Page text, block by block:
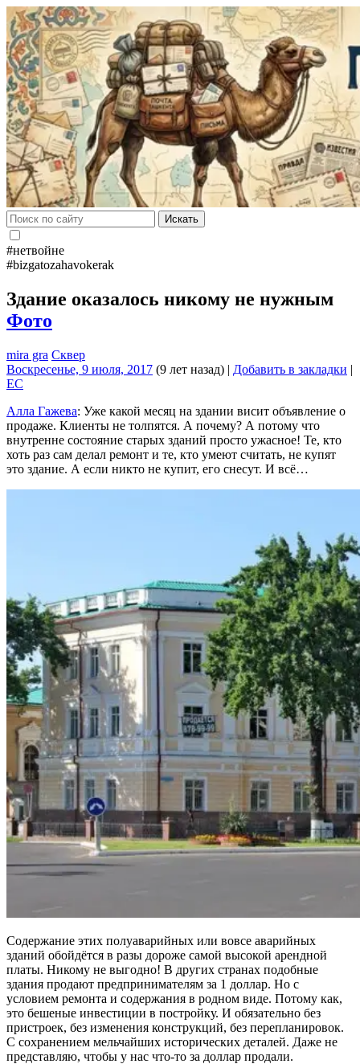
Искать
#нетвойне
#bizgatozahavokerak
Здание оказалось никому не нужным
Фото
mira gra Сквер
Воскресенье, 9 июля, 2017 (9 лет назад) | Добавить в закладки |
EC
Алла Гажева: Уже какой месяц на здании висит объявление о
продаже. Клиенты не толпятся. А почему? А потому что
внутренне состояние старых зданий просто ужасное! Те, кто
хоть раз сам делал ремонт и те, кто умеют считать, не купят
это здание. А если никто не купит, его снесут. И всё…
Содержание этих полуаварийных или вовсе аварийных
зданий обойдётся в разы дороже самой высокой арендной
платы. Никому не выгодно! В других странах подобные
здания продают предпринимателям за 1 доллар. Но с
условием ремонта и содержания в родном виде. Потому как,
это бешеные инвестиции в постройку. И обязательно без
пристроек, без изменения конструкций, без перепланировок.
С сохранением мельчайших исторических деталей. Даже не
представляю, чтобы у нас что-то за доллар продали.